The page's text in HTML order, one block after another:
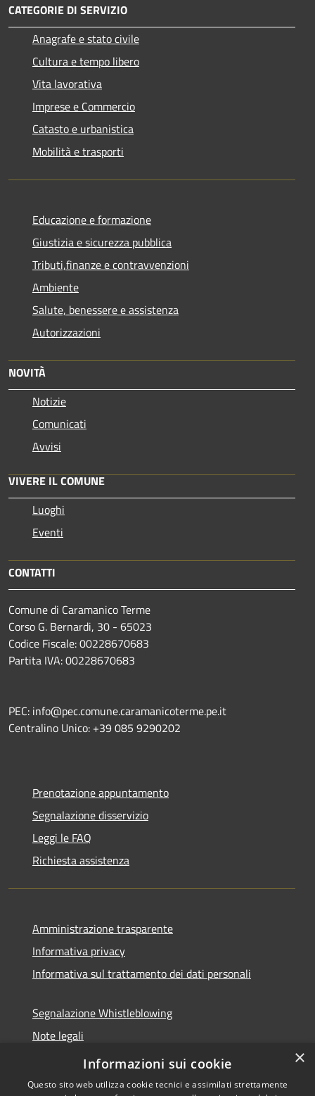
CATEGORIE DI SERVIZIO
Anagrafe e stato civile
Cultura e tempo libero
Vita lavorativa
Imprese e Commercio
Catasto e urbanistica
Mobilità e trasporti
Educazione e formazione
Giustizia e sicurezza pubblica
Tributi,finanze e contravvenzioni
Ambiente
Salute, benessere e assistenza
Autorizzazioni
NOVITÀ
Notizie
Comunicati
Avvisi
VIVERE IL COMUNE
Luoghi
Eventi
CONTATTI
Comune di Caramanico Terme
Corso G. Bernardi, 30 - 65023
Codice Fiscale: 00228670683
Partita IVA: 00228670683
PEC: info@pec.comune.caramanicoterme.pe.it
Centralino Unico: +39 085 9290202
Prenotazione appuntamento
Segnalazione disservizio
Leggi le FAQ
Richiesta assistenza
Amministrazione trasparente
Informativa privacy
Informativa sul trattamento dei dati personali
Segnalazione Whistleblowing
Note legali
Dichiarazione di accessibilità
×
Informazioni sui cookie
Questo sito web utilizza cookie tecnici e assimilati strettamente